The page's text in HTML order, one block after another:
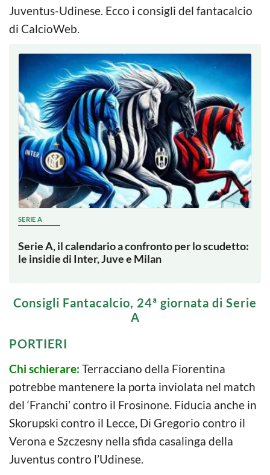
Juventus-Udinese. Ecco i consigli del fantacalcio
di CalcioWeb.
SERIE A
Serie A, il calendario a confronto per lo scudetto:
le insidie di Inter, Juve e Milan
Consigli Fantacalcio, 24ª giornata di Serie
A
PORTIERI
Chi schierare: Terracciano della Fiorentina
potrebbe mantenere la porta inviolata nel match
del ‘Franchi’ contro il Frosinone. Fiducia anche in
Skorupski contro il Lecce, Di Gregorio contro il
Verona e Szczesny nella sfida casalinga della
Juventus contro l’Udinese.